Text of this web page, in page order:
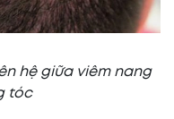
hệ giữa viêm nang
tóc